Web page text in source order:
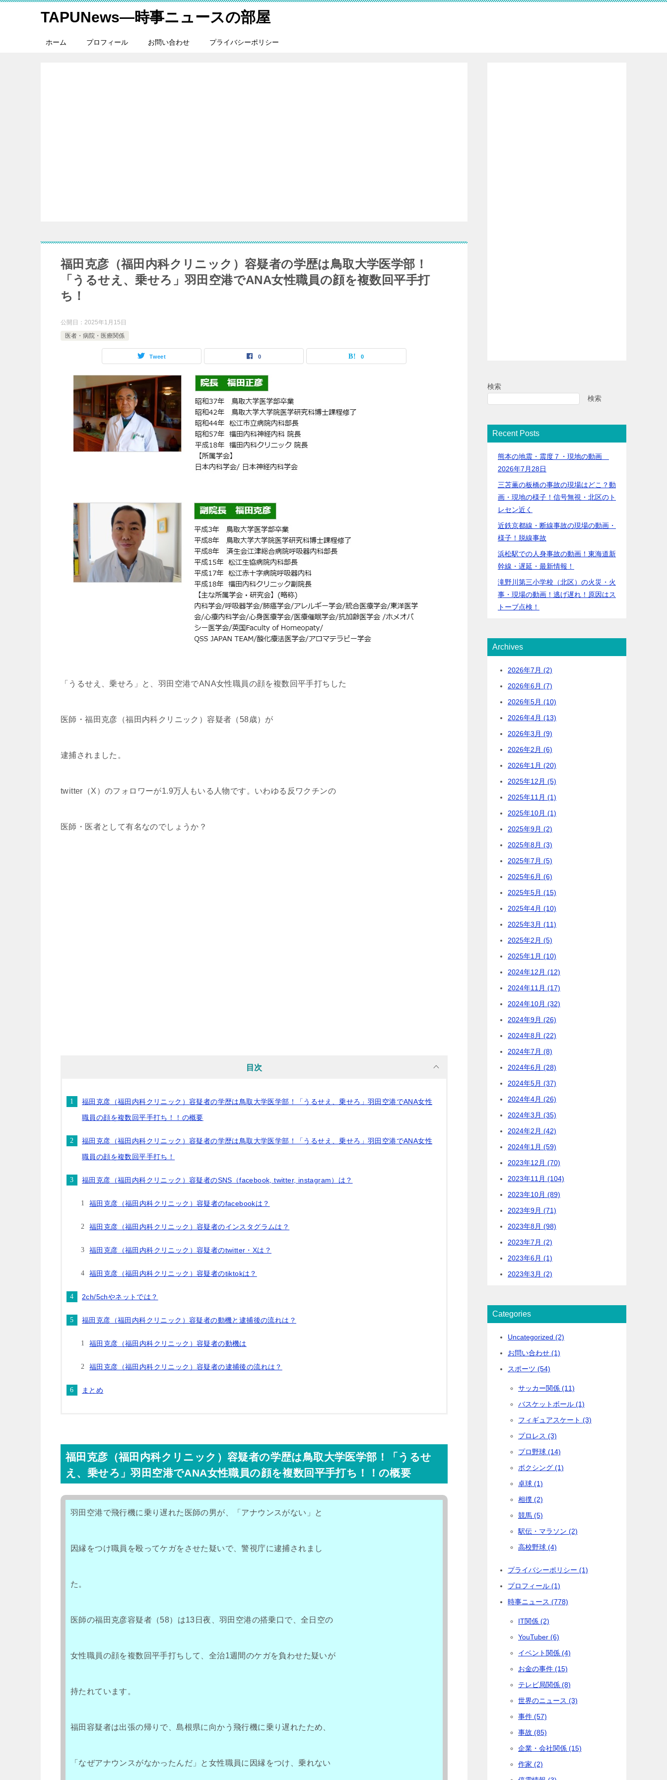
TAPUNews―時事ニュースの部屋
ホーム プロフィール お問い合わせ プライバシーポリシー
福田克彦（福田内科クリニック）容疑者の学歴は鳥取大学医学部！
「うるせえ、乗せろ」羽田空港でANA女性職員の顔を複数回平手打
ち！
公開日： 2025年1月15日
医者・病院・医療関係
Tweet 0 0
「うるせえ、乗せろ」と、羽田空港でANA女性職員の顔を複数回平手打ちした
医師・福田克彦（福田内科クリニック）容疑者（58歳）が
逮捕されました。
twitter（X）のフォロワーが1.9万人もいる人物です。いわゆる反ワクチンの
医師・医者として有名なのでしょうか？
目次
福田克彦（福田内科クリニック）容疑者の学歴は鳥取大学医学部！「うるせえ、乗せろ」羽田空港でANA女性
職員の顔を複数回平手打ち！！の概要
福田克彦（福田内科クリニック）容疑者の学歴は鳥取大学医学部！「うるせえ、乗せろ」羽田空港でANA女性
職員の顔を複数回平手打ち！
福田克彦（福田内科クリニック）容疑者のSNS（facebook, twitter, instagram）は？
福田克彦（福田内科クリニック）容疑者のfacebookは？
福田克彦（福田内科クリニック）容疑者のインスタグラムは？
福田克彦（福田内科クリニック）容疑者のtwitter・Xは？
福田克彦（福田内科クリニック）容疑者のtiktokは？
2ch/5chやネットでは？
福田克彦（福田内科クリニック）容疑者の動機と逮捕後の流れは？
福田克彦（福田内科クリニック）容疑者の動機は
福田克彦（福田内科クリニック）容疑者の逮捕後の流れは？
まとめ
福田克彦（福田内科クリニック）容疑者の学歴は鳥取大学医学部！「うるせ
え、乗せろ」羽田空港でANA女性職員の顔を複数回平手打ち！！の概要
羽田空港で飛行機に乗り遅れた医師の男が、「アナウンスがない」と
因縁をつけ職員を殴ってケガをさせた疑いで、警視庁に逮捕されまし
た。
医師の福田克彦容疑者（58）は13日夜、羽田空港の搭乗口で、全日空の
女性職員の顔を複数回平手打ちして、全治1週間のケガを負わせた疑いが
持たれています。
福田容疑者は出張の帰りで、島根県に向かう飛行機に乗り遅れたため、
「なぜアナウンスがなかったんだ」と女性職員に因縁をつけ、乗れない
検索
検索
Recent Posts
熊本の地震・震度７・現地の動画
2026年7月28日
三苫薫の板橋の事故の現場はどこ？動
画・現地の様子！信号無視・北区のト
レセン近く
近鉄京都線・断線事故の現場の動画・
様子！脱線事故
浜松駅での人身事故の動画！東海道新
幹線・遅延・最新情報！
滝野川第三小学校（北区）の火災・火
事・現場の動画！逃げ遅れ！原因はス
トーブ点検！
Archives
2026年7月 (2)
2026年6月 (7)
2026年5月 (10)
2026年4月 (13)
2026年3月 (9)
2026年2月 (6)
2026年1月 (20)
2025年12月 (5)
2025年11月 (1)
2025年10月 (1)
2025年9月 (2)
2025年8月 (3)
2025年7月 (5)
2025年6月 (6)
2025年5月 (15)
2025年4月 (10)
2025年3月 (11)
2025年2月 (5)
2025年1月 (10)
2024年12月 (12)
2024年11月 (17)
2024年10月 (32)
2024年9月 (26)
2024年8月 (22)
2024年7月 (8)
2024年6月 (28)
2024年5月 (37)
2024年4月 (26)
2024年3月 (35)
2024年2月 (42)
2024年1月 (59)
2023年12月 (70)
2023年11月 (104)
2023年10月 (89)
2023年9月 (71)
2023年8月 (98)
2023年7月 (2)
2023年6月 (1)
2023年3月 (2)
Categories
Uncategorized (2)
お問い合わせ (1)
スポーツ (54)
サッカー関係 (11)
バスケットボール (1)
フィギュアスケート (3)
プロレス (3)
プロ野球 (14)
ボクシング (1)
卓球 (1)
相撲 (2)
競馬 (5)
駅伝・マラソン (2)
高校野球 (4)
プライバシーポリシー (1)
プロフィール (1)
時事ニュース (778)
IT関係 (2)
YouTuber (6)
イベント関係 (4)
お金の事件 (15)
テレビ局関係 (8)
世界のニュース (3)
事件 (57)
事故 (85)
企業・会社関係 (15)
作家 (2)